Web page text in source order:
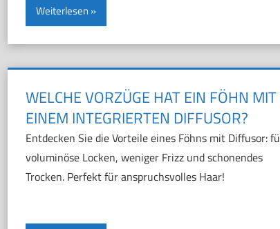
Weiterlesen
WELCHE VORZÜGE HAT EIN FÖHN MIT
EINEM INTEGRIERTEN DIFFUSOR?
Entdecken Sie die Vorteile eines Föhns mit Diffusor:
voluminöse Locken, weniger Frizz und schonendes
Trocken. Perfekt für anspruchsvolles Haar!